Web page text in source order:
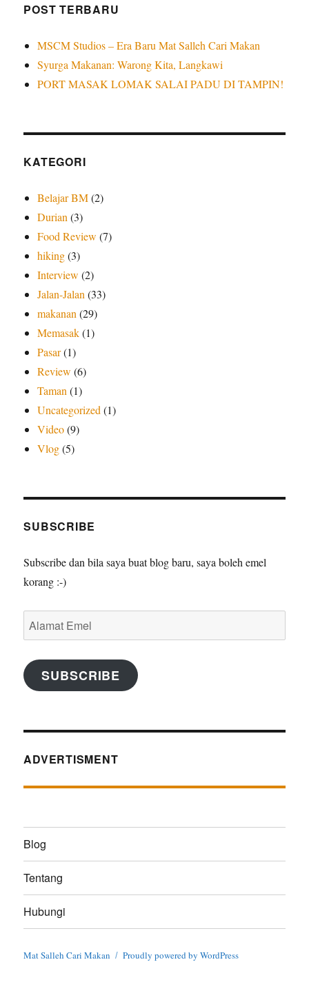
POST TERBARU
MSCM Studios – Era Baru Mat Salleh Cari Makan
Syurga Makanan: Warong Kita, Langkawi
PORT MASAK LOMAK SALAI PADU DI TAMPIN!
KATEGORI
Belajar BM(2)
Durian (3)
Food Review (7)
hiking(3)
Interview (2)
Jalan-Jalan (33)
makanan (29)
Memasak(1)
Pasar(1)
Review (6)
Taman (1)
Uncategorized (1)
Video(9)
Vlog(5)
SUBSCRIBE
Subscribe dan bila saya buat blog baru, saya boleh emel
korang :-)
Alamat
Emel
SUBSCRIBE
ADVERTISMENT
Blog
Tentang
Hubungi
Mat Salleh Cari Makan Proudly powered by WordPress